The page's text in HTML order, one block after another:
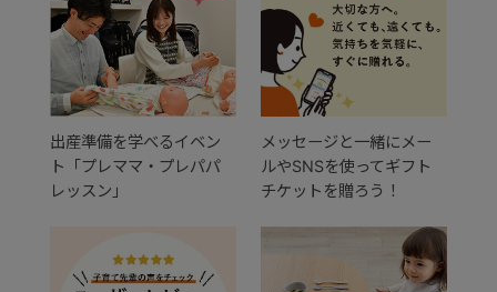
出産準備を学べるイベン
ト「プレママ・プレパパ
レッスン」
メッセージと一緒にメー
ルやSNSを使ってギフト
チケットを贈ろう！